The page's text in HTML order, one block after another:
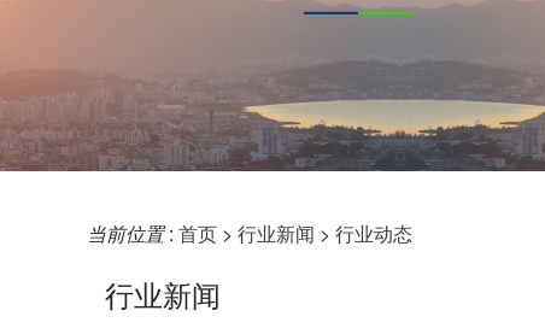
当前位置: 首页 > 行业新闻 > 行业动态
行业新闻